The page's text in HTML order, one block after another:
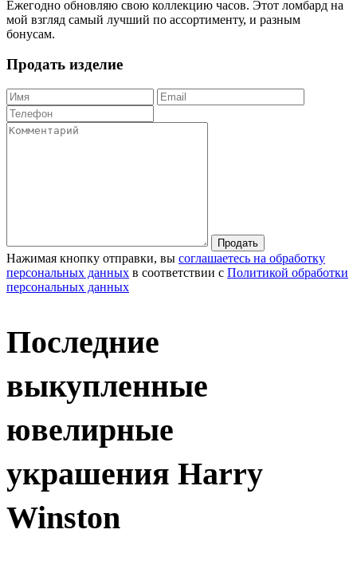
Ежегодно обновляю свою коллекцию часов. Этот ломбард на
мой взгляд самый лучший по ассортименту, и разным
бонусам.
Продать изделие
Продать
Нажимая кнопку отправки, вы соглашаетесь на обработку
персональных данных в соответствии с Политикой обработки
персональных данных
Последние
выкупленные
ювелирные
украшения Harry
Winston